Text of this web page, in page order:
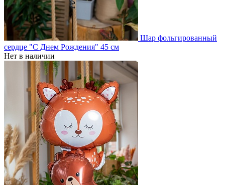
Шар фольгированный
сердце "С Днем Рождения" 45 см
Нет в наличии